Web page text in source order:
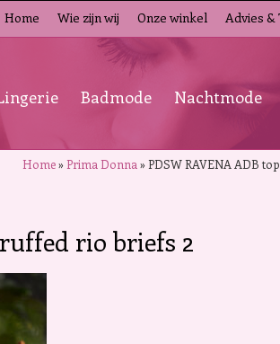
Home Wie zijn wij Onze winkel Advies &
Badmode Nachtmode
Home»Prima Donna »PDSW RAVENA ADB
rio briefs 2